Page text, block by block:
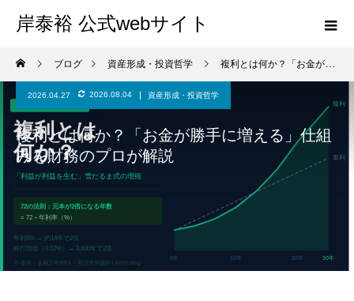
岸泰裕 公式webサイト
ブログ 資産形成・投資哲学 複利とは何か？「お金が勝手に増える」仕組みを財務のプロが解説
2026.04.27 2026.08.04 資産形成・投資哲学
複利とは何か？「お金が勝手に増える」仕組
みを財務のプロが解説